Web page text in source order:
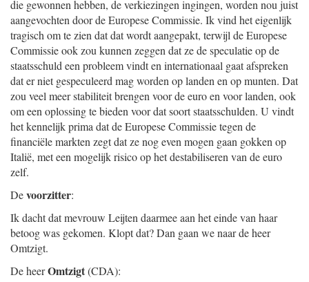
die gewonnen hebben, de verkiezingen ingingen, worden nou juist
aangevochten door de Europese Commissie. Ik vind het eigenlijk
tragisch om te zien dat dat wordt aangepakt, terwijl de Europese
Commissie ook zou kunnen zeggen dat ze de speculatie op de
staatsschuld een probleem vindt en internationaal gaat afspreken
dat er niet gespeculeerd mag worden op landen en op munten. Dat
zou veel meer stabiliteit brengen voor de euro en voor landen, ook
om een oplossing te bieden voor dat soort staatsschulden. U vindt
het kennelijk prima dat de Europese Commissie tegen de
financiële markten zegt dat ze nog even mogen gaan gokken op
Italië, met een mogelijk risico op het destabiliseren van de euro
zelf.
Devoorzitter:
Ik dacht dat mevrouw Leijten daarmee aan het einde van haar
betoog was gekomen. Klopt dat? Dan gaan we naar de heer
Omtzigt.
De heerOmtzigt(CDA):